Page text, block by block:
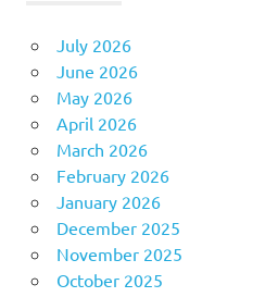
July 2026
June 2026
May 2026
April 2026
March 2026
February 2026
January 2026
December 2025
November 2025
October 2025